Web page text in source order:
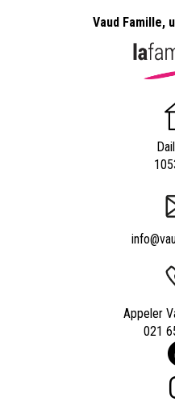
Vaud Famille,
Appeler
021